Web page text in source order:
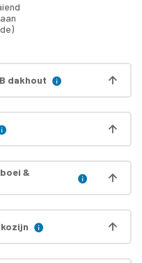
dakhout
&